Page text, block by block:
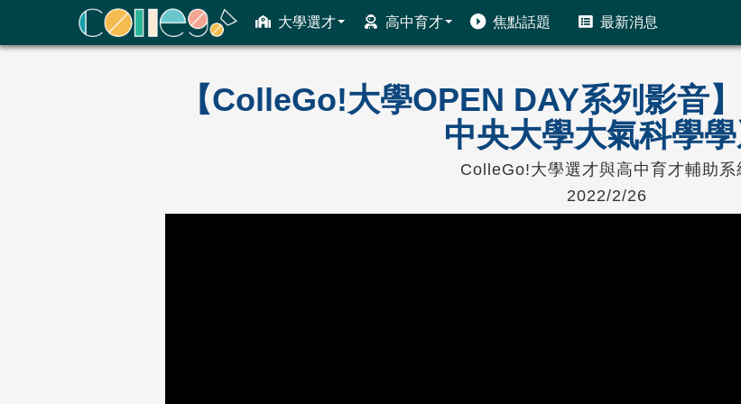
大學選才 高中育才 焦點話題 最新消息
ColleGo! 大學選才與高中育才輔助系統
【ColleGo!大學OPEN DAY系列影音
中央大學大氣科學
ColleGo!大學選才與高中育才輔助系
2022/2/26